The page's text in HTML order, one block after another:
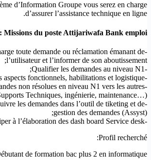
d’Information Groupe vous serez en charge
d’assurer l’assistance technique en ligne.
Missions du poste Attijariwafa Bank emploi : :
toute demande ou réclamation émanant de
l’utilisateur et l’informer de son aboutissement;
-Qualifier les demandes au niveau N1;
-Traiter les aspects fonctionnels, habilitations et logistique;
non résolues en niveau N1 vers les autres
Techniques, ingénierie, maintenance…);
les demandes dans l’outil de tiketing et de
gestion des demandes (Assyst);
-Participer à l’élaboration des dash board Service desk.
Profil recherché:
de formation bac plus 2 en informatique.